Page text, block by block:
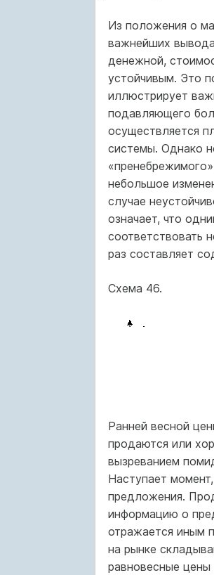
Из положения о
важнейших
денежной,
устойчивым. Это
иллюстрирует
подавляющего
осуществляется
системы. Однако
небольшое
случае
означает, что
соответствовать
раз составляет
Схема 46.
Ранней весной
продаются или
вызреванием
Наступает
предложения.
информацию о
отражается иным
на рынке
равновесные цены